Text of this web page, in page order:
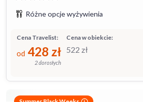
Różne opcje wyżywienia
Cena w obiekcie:
522 zł
Cena Travelist:
od 428 zł
2 dorosłych